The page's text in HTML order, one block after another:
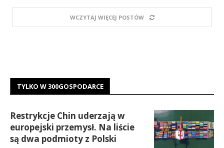
WCZYTAJ WIĘCEJ POSTÓW
TYLKO W 300GOSPODARCE
Restrykcje Chin uderzają w
europejski przemysł. Na liście
są dwa podmioty z Polski